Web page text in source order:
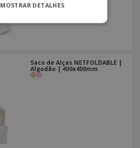
Saco de Alças NETFOLDABLE |
Algodão | 400x400mm
MOSTRAR DETALHES